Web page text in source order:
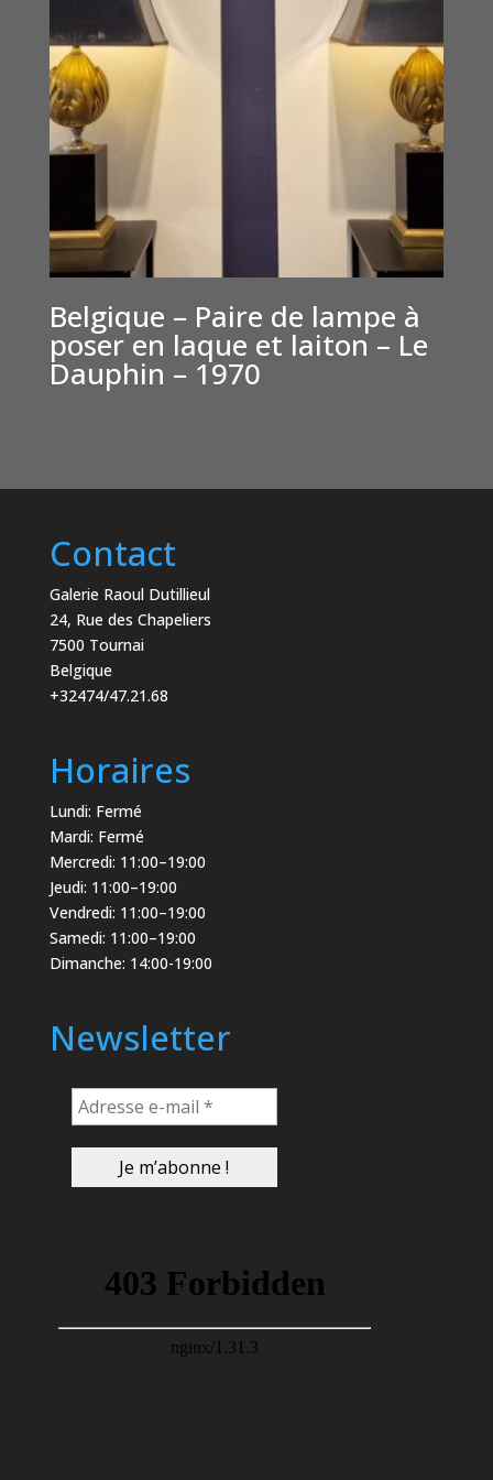
Belgique – Paire de lampe à
poser en laque et laiton – Le
Dauphin – 1970
Contact
Galerie Raoul Dutillieul
24, Rue des Chapeliers
7500 Tournai
Belgique
+32474/47.21.68
Horaires
Lundi: Fermé
Mardi: Fermé
Mercredi: 11:00–19:00
Jeudi: 11:00–19:00
Vendredi: 11:00–19:00
Samedi: 11:00–19:00
Dimanche: 14:00-19:00
Newsletter